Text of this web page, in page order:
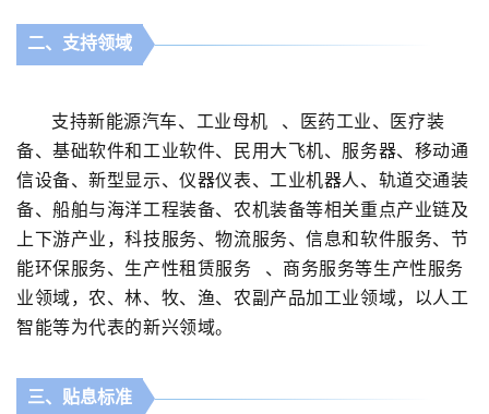
二、支持领域
支持新能源汽车、 工业母机
、医药工业、医疗装
备、基础软件和工业软件、民用大飞机、服务器、移动通
信设备、新型显示、仪器仪表、工业机器人、轨道交通装
备、船舶与海洋工程装备、农机装备等相关重点产业链及
上下游产业，科技服务、物流服务、信息和软件服务、节
能环保服务、 生产性租赁服务
、商务服务等生产性服务
业领域，农、林、牧、渔、农副产品加工业领域，以人工
智能等为代表的新兴领域。
三、贴息标准